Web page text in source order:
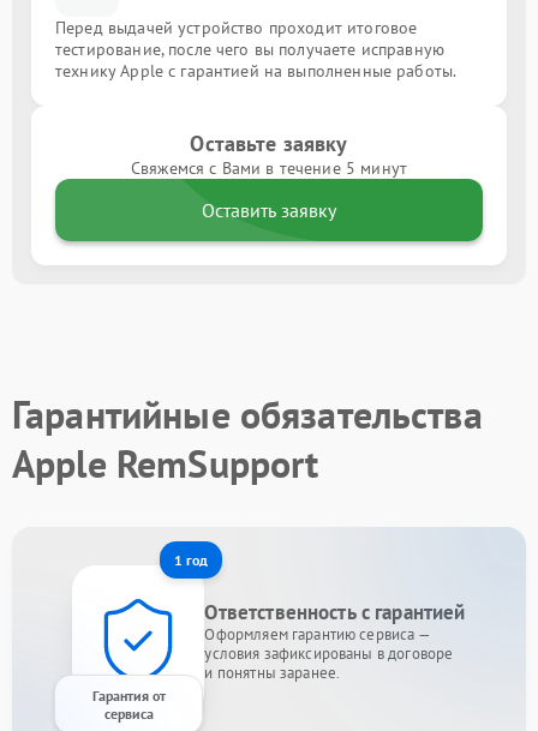
Перед выдачей устройство проходит итоговое
тестирование, после чего вы получаете исправную
технику Apple с гарантией на выполненные работы.
Оставьте заявку
Свяжемся с Вами в течение 5 минут
Оставить заявку
Гарантийные обязательства
Apple RemSupport
1 год
Гарантия от
сервиса
Ответственность с гарантией
Оформляем гарантию сервиса —
условия зафиксированы в договоре
и понятны заранее.